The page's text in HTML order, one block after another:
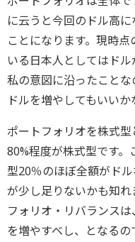
に云うと今回のドル高
ことになります。現時
いる日本人としてはド
私の意図に沿ったこと
ドルを増やしてもいいか
ポートフォリオを株式型
80%程度が株式型です
型20％のほぼ全額がド
が少し足りないかも知
フォリオ・リバランス
を増やすべし、となる